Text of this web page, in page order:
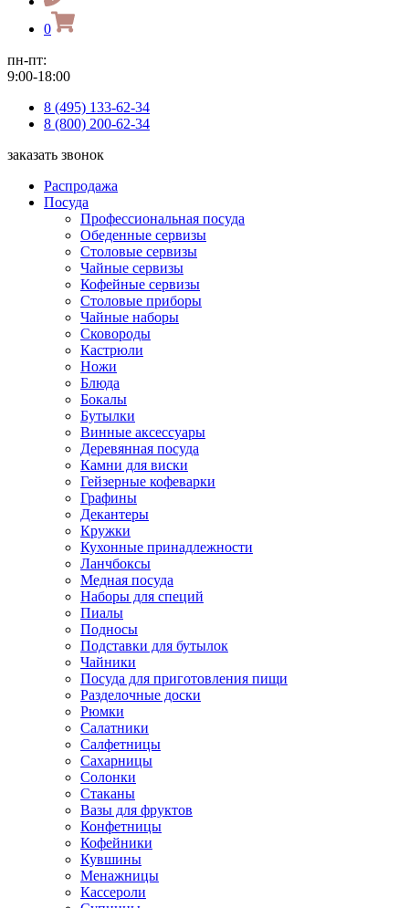
0
пн-пт:
9:00-18:00
8 (495) 133-62-34
8 (800) 200-62-34
заказать звонок
Распродажа
Посуда
Профессиональная посуда
Обеденные сервизы
Столовые сервизы
Чайные сервизы
Кофейные сервизы
Столовые приборы
Чайные наборы
Сковороды
Кастрюли
Ножи
Блюда
Бокалы
Бутылки
Винные аксессуары
Деревянная посуда
Камни для виски
Гейзерные кофеварки
Графины
Декантеры
Кружки
Кухонные принадлежности
Ланчбоксы
Медная посуда
Наборы для специй
Пиалы
Подносы
Подставки для бутылок
Чайники
Посуда для приготовления пищи
Разделочные доски
Рюмки
Салатники
Салфетницы
Сахарницы
Солонки
Стаканы
Вазы для фруктов
Конфетницы
Кофейники
Кувшины
Менажницы
Кассероли